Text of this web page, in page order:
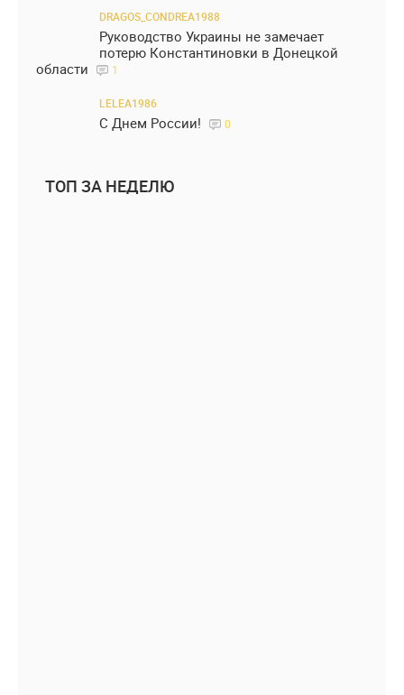
DRAGOS_CONDREA1988
Руководство Украины не замечает
потерю Константиновки в Донецкой
области
1
LELEA1986
С Днем России! 0
ТОП ЗА НЕДЕЛЮ